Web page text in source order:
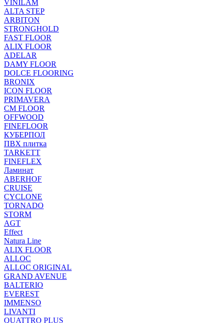
VINILAM
ALTA STEP
ARBITON
STRONGHOLD
FAST FLOOR
ALIX FLOOR
ADELAR
DAMY FLOOR
DOLCE FLOORING
BRONIX
ICON FLOOR
PRIMAVERA
CM FLOOR
OFFWOOD
FINEFLOOR
КУБЕРПОЛ
ПВХ плитка
TARKETT
FINEFLEX
Ламинат
ABERHOF
CRUISE
CYCLONE
TORNADO
STORM
AGT
Effect
Natura Line
ALIX FLOOR
ALLOC
ALLOC ORIGINAL
GRAND AVENUE
BALTERIO
EVEREST
IMMENSO
LIVANTI
QUATTRO PLUS